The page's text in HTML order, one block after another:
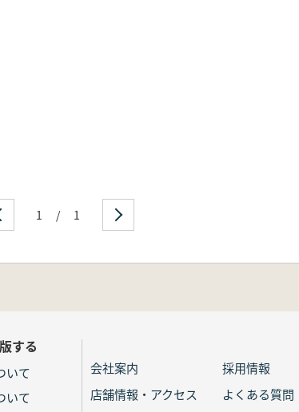
1 / 1
する
いて
いて
会社案内
採用情報
店舗情報・アクセス
よくある質問